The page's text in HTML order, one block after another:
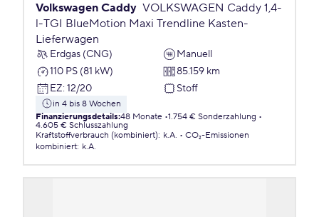
Volkswagen Caddy VOLKSWAGEN Caddy 1,4-
l-TGI BlueMotion Maxi Trendline Kasten-
Lieferwagen
Erdgas (CNG)
Manuell
110 PS (81 kW)
85.159 km
EZ: 12/20 Stoff
in 4 bis 8 Wochen
Finanzierungsdetails:48 Monate 1.754 € Sonderzahlung
4.605 € Schlusszahlung
Kraftstoffverbrauch (kombiniert): k.A.
CO₂-Emissionen
kombiniert: k.A.